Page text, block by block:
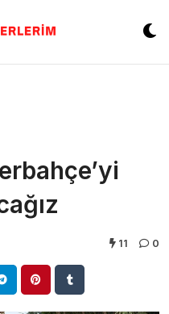
11 0